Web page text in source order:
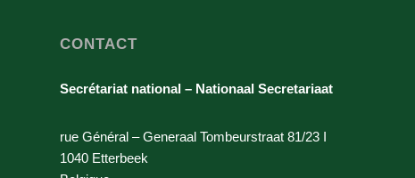
CONTACT
Secrétariat national – Nationaal Secretariaat
rue Général – Generaal Tombeurstraat 81/23 I
1040 Etterbeek